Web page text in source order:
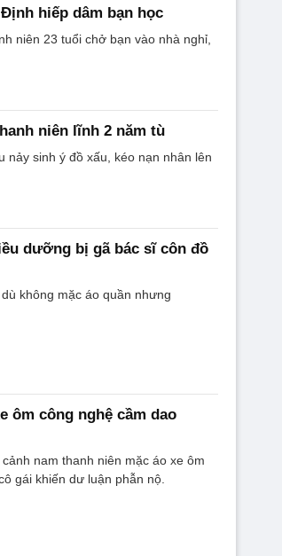
hiếp dâm bạn học
niên 23 tuổi chở bạn vào nhà nghỉ,
niên lĩnh 2 năm tù
sinh ý đồ xấu, kéo nạn nhân lên
dưỡng bị gã bác sĩ côn đồ
không mặc áo quần nhưng
ôm công nghệ cầm dao
nam thanh niên mặc áo xe ôm
gái khiến dư luận phẫn nộ.